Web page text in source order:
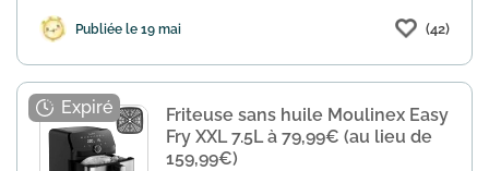
Publiée le 19 mai (42)
Friteuse sans huile Moulinex Easy
Fry XXL 7.5L à 79,99€ (au lieu de
159,99€)